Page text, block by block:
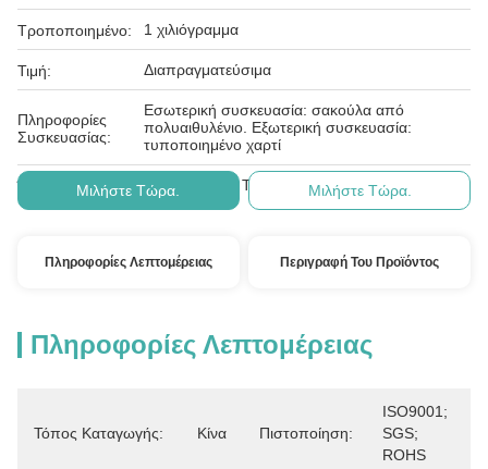
Τροποποιημένο: 1 χιλιόγραμμα
Τιμή: Διαπραγματεύσιμα
Πληροφορίες
Συσκευασίας:
Εσωτερική συσκευασία: σακούλα από
πολυαιθυλένιο. Εξωτερική συσκευασία:
τυποποιημένο χαρτί
Όροι Πληρωμής: Λ/Κ, D/A, D/P, T/T, Western Union, , PayPal
Μιλήστε Τώρα. Μιλήστε Τώρα.
Πληροφορίες Λεπτομέρειας Περιγραφή Του Προϊόντος
Πληροφορίες Λεπτομέρειας
Τόπος Καταγωγής: Κίνα Πιστοποίηση:
ISO9001;
SGS;
ROHS